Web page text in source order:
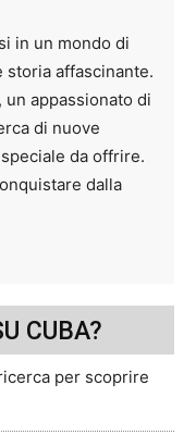
in un mondo di
storia affascinante.
un appassionato di
di nuove
da offrire.
dalla
CUBA?
per scoprire